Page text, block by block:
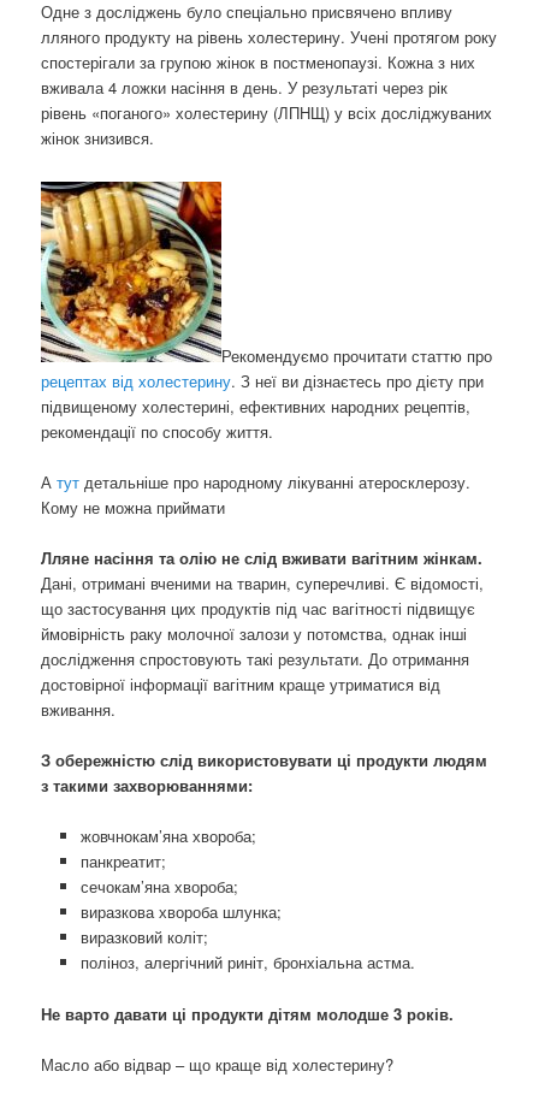
Одне з досліджень було спеціально присвячено впливу
лляного продукту на рівень холестерину. Учені протягом року
спостерігали за групою жінок в постменопаузі. Кожна з них
вживала 4 ложки насіння в день. У результаті через рік
рівень «поганого» холестерину (ЛПНЩ) у всіх досліджуваних
жінок знизився.
Рекомендуємо прочитати статтю про
рецептах від холестерину. З неї ви дізнаєтесь про дієту при
підвищеному холестерині, ефективних народних рецептів,
рекомендації по способу життя.
Атут детальніше про народному лікуванні атеросклерозу.
Кому не можна приймати
Лляне насіння та олію не слід вживати вагітним жінкам.
Дані, отримані вченими на тварин, суперечливі. Є відомості,
що застосування цих продуктів під час вагітності підвищує
ймовірність раку молочної залози у потомства, однак інші
дослідження спростовують такі результати. До отримання
достовірної інформації вагітним краще утриматися від
вживання.
З обережністю слід використовувати ці продукти людям
з такими захворюваннями:
жовчнокам’яна хвороба;
панкреатит;
сечокам’яна хвороба;
виразкова хвороба шлунка;
виразковий коліт;
поліноз, алергічний риніт, бронхіальна астма.
Не варто давати ці продукти дітям молодше 3 років.
Масло або відвар – що краще від холестерину?